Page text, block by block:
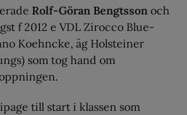
Rolf-Göran Bengtsson och
f 2012 e VDL Zirocco Blue-
Koehncke, äg Holsteiner
som tog hand om
till start i klassen som